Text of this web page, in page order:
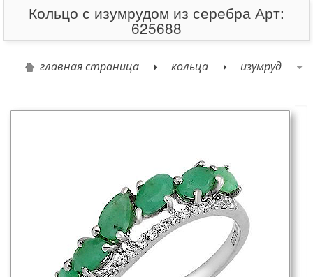
Кольцо с изумрудом из серебра Арт:
625688
главная страница кольца изумруд